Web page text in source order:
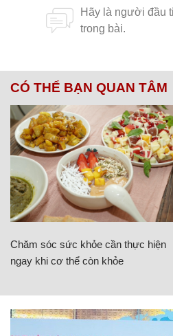
CÓ THỂ BẠN QUAN TÂM
Chăm sóc sức khỏe cần thực hiện
ngay khi cơ thể còn khỏe